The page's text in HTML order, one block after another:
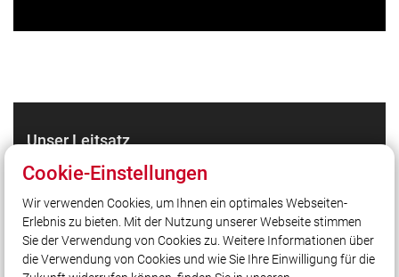
Unser Leitsatz
Gott zur Ehr dem Nächsten zur Wehr!
Quicklinks
LFV Bayern
Cookie-Einstellungen
Wir verwenden Cookies, um Ihnen ein optimales Webseiten-
Erlebnis zu bieten. Mit der Nutzung unserer Webseite stimmen
Sie der Verwendung von Cookies zu. Weitere Informationen über
die Verwendung von Cookies und wie Sie Ihre Einwilligung für die